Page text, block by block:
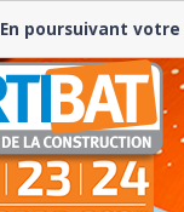
En poursuivant